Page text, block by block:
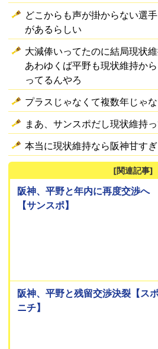
どこからも声が掛からない選
があるらしい
大減俸いってたのに結局現状
あわゆくば平野も現状維持か
ってるんやろ
プラスじゃなくて複数年じゃ
まあ、サンスポだし現状維持
本当に現状維持なら阪神甘す
[関連記事]
阪神、平野と年内に再度交渉へ
【サンスポ】
阪神、平野と残留交渉決裂【ス
ニチ】